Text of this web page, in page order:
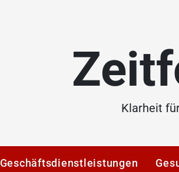
Klarheit
Geschäftsdienstleistungen